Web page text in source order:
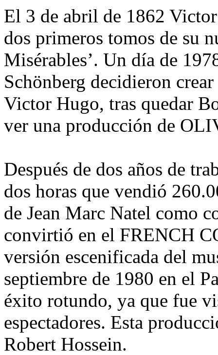
El 3 de abril de 1862
dos primeros tomos de su
Misérables’. Un día de
Schönberg decidieron
Victor Hugo, tras quedar
ver una producción de
Después de dos años de
dos horas que vendió
de Jean Marc Natel como
convirtió en el FRENCH
versión escenificada del
septiembre de 1980 en el
éxito rotundo, ya que fue
espectadores. Esta
Robert Hossein.